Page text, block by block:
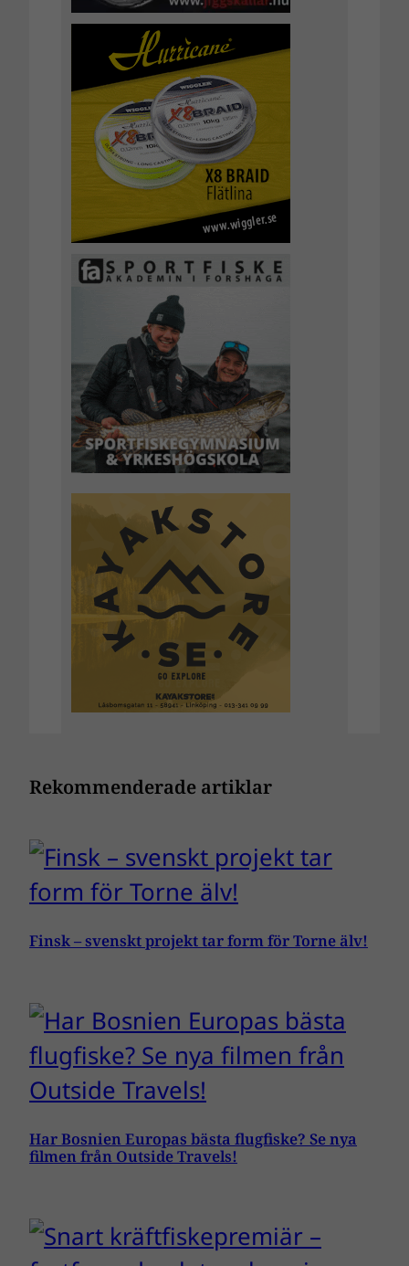
Rekommenderade artiklar
Finsk – svenskt projekt tar form för Torne älv!
Har Bosnien Europas bästa flugfiske? Se nya
filmen från Outside Travels!